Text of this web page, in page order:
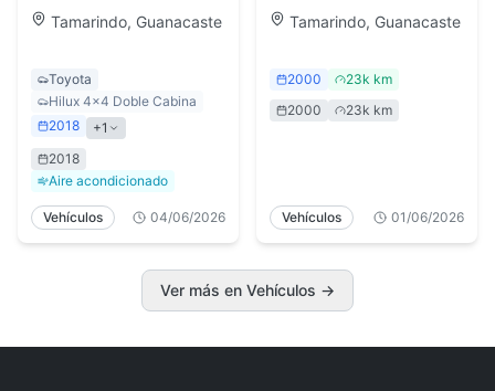
Vehículos en Todo
Tamarindo, Guanacaste
Toyota
Hilux 4x4 Doble Cabina
2018
+1
2018
Aire acondicionado
Vehículos 04/06/2026
Tamarindo, Guanacaste
2000
23k km
2000
23k km
Vehículos 01/06/2026
Ver más en Vehículos →